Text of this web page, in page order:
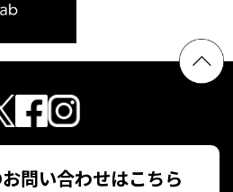
問い合わせはこちら